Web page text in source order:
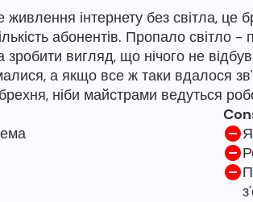
живлення інтернету без світла, це
абонентів. Пропало світло
зробити вигляд, що нічого не
а якщо все ж таки вдалося